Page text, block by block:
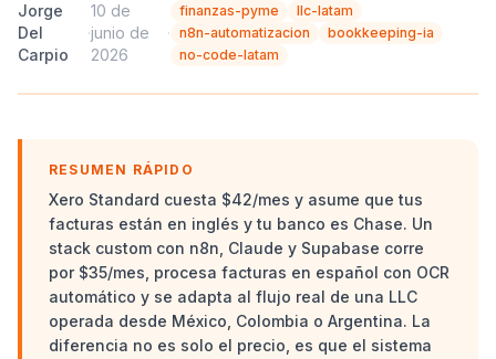
Jorge
Del
Carpio
·
10 de
junio de
2026
·
finanzas-pyme
llc-latam
n8n-automatizacion
bookkeeping-ia
no-code-latam
RESUMEN RÁPIDO
Xero Standard cuesta $42/mes y asume que tus
facturas están en inglés y tu banco es Chase. Un
stack custom con n8n, Claude y Supabase corre
por $35/mes, procesa facturas en español con OCR
automático y se adapta al flujo real de una LLC
operada desde México, Colombia o Argentina. La
diferencia no es solo el precio, es que el sistema